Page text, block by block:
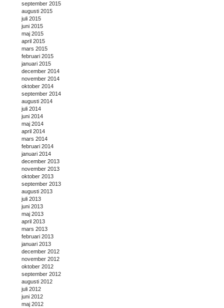
september 2015
augusti 2015
juli 2015
juni 2015
maj 2015
april 2015
mars 2015
februari 2015
januari 2015
december 2014
november 2014
oktober 2014
september 2014
augusti 2014
juli 2014
juni 2014
maj 2014
april 2014
mars 2014
februari 2014
januari 2014
december 2013
november 2013
oktober 2013
september 2013
augusti 2013
juli 2013
juni 2013
maj 2013
april 2013
mars 2013
februari 2013
januari 2013
december 2012
november 2012
oktober 2012
september 2012
augusti 2012
juli 2012
juni 2012
maj 2012